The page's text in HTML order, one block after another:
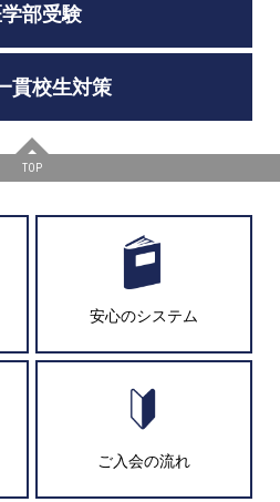
学部受験
貫校生対策
TOP
安心のシステム
ご入会の流れ